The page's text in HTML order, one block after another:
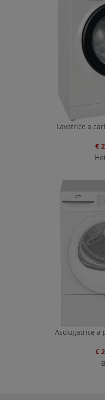
Lavatrice a
€
Asciugatrice a
€